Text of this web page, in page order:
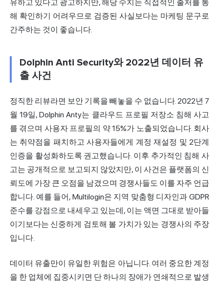
유하고 있다고 광고하지만, 해당 수치는 직접적인 출처를 통
해 확인하기 어려우므로 검증된 사실보다는 마케팅 문구로
간주하는 것이 좋습니다.
Dolphin Anti Security와 2022년 데이터 유
출 사건
정직한 리뷰라면 보안 기록을 빼놓을 수 없습니다. 2022년 7
월 19일, Dolphin Anty는 클라우드 프로필 저장소 침해 사고
를 겪으며 사용자 프로필의 약 15%가 노출되었습니다. 회사
는 취약점을 패치하고 사용자들에게 계정 재설정 및 2단계
인증을 활성화하도록 권고했습니다. 이후 추가적인 침해 사
고는 공개적으로 보고되지 않았지만, 이 사건은 플랫폼의 신
뢰도에 가장 큰 오점을 남겼으며 경쟁사들도 이를 자주 언급
합니다. 예를 들어, Multilogin은 지역 맞춤형 디자인과 GDPR
준수를 강점으로 내세우고 있는데, 이는 액면 그대로 받아들
이기보다는 신중하게 검토해 볼 가치가 있는 경쟁사의 주장
입니다.
데이터 유출만이 유일한 위험은 아닙니다. 여러 중요한 계정
을 한 업체에 집중시키면 단 하나의 장애가 연쇄적으로 발생